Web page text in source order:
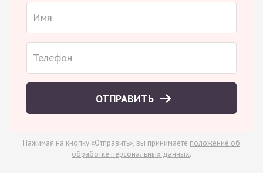
ОТПРАВИТЬ
Нажимая на кнопку «Отправить», вы принимаете положение об
обработке персональных данных.